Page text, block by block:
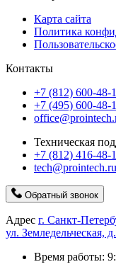
Карта сайта
Политика
Контакты
+7 (812) 600-48-
+7 (495) 600-48-
Техническая
+7 (812) 416-48-
tech@prointech.ru
Обратный звонок
Адрес г. Санкт-
ул. Земледельческая,
Время работы: